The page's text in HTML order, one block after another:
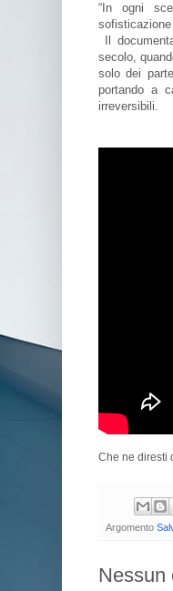
“In ogni
sofisticazione
Il
secolo,
solo dei
portando a
irreversibili.
Che ne diresti
Argomento
Nessun